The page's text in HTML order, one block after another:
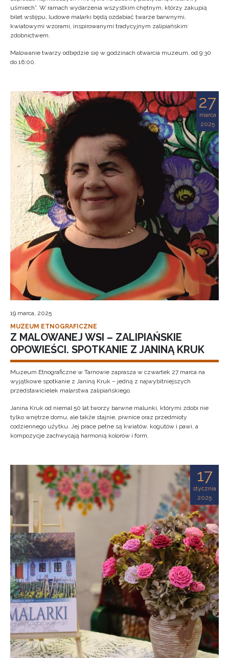
uśmiech”. W ramach wydarzenia wszystkim chętnym, którzy zakupią
bilet wstępu, ludowe malarki będą ozdabiać twarze barwnymi,
kwiatowymi wzorami, inspirowanymi tradycyjnym zalipiańskim
zdobnictwem.
Malowanie twarzy odbędzie się w godzinach otwarcia muzeum, od 9:30
do 16:00.
27
marca
2025
19 marca, 2025
MUZEUM ETNOGRAFICZNE
Z MALOWANEJ WSI – ZALIPIAŃSKIE
OPOWIEŚCI. SPOTKANIE Z JANINĄ KRUK
Muzeum Etnograficzne w Tarnowie zaprasza w czwartek 27 marca na
wyjątkowe spotkanie z Janiną Kruk – jedną z najwybitniejszych
przedstawicielek malarstwa zalipiańskiego.
Janina Kruk od niemal 50 lat tworzy barwne malunki, którymi zdobi nie
tylko wnętrze domu, ale także stajnie, piwnice oraz przedmioty
codziennego użytku. Jej prace pełne są kwiatów, kogutów i pawi, a
kompozycje zachwycają harmonią kolorów i form.
17
stycznia
2025